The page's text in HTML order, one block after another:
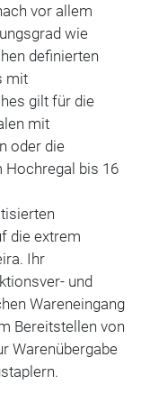
vor allem
wie
definierten
mit
gilt für die
mit
oder die
Hochregal bis 16
die extrem
Ihr
und
Wareneingang
Bereitstellen von
Warenübergabe